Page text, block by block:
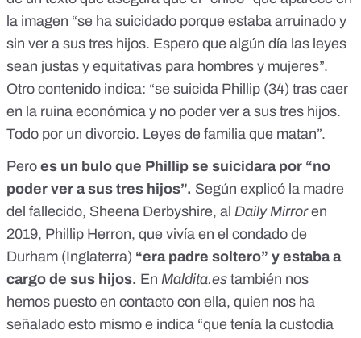
la imagen “se ha suicidado porque estaba arruinado y
sin ver a sus tres hijos. Espero que algún día las leyes
sean justas y equitativas para hombres y mujeres”.
Otro contenido indica: “se suicida Phillip (34) tras caer
en la ruina económica y no poder ver a sus tres hijos.
Todo por un divorcio. Leyes de familia que matan”.
Pero es un bulo que Phillip se suicidara por “no
poder ver a sus tres hijos”. Según explicó la madre
del fallecido, Sheena Derbyshire, al Daily Mirroren
2019, Phillip Herron, que vivía en el condado de
Durham (Inglaterra) “era padre soltero” y estaba a
cargo de sus hijos. En Maldita.es también nos
hemos puesto en contacto con ella, quien nos ha
señalado esto mismo e indica “que tenía la custodia